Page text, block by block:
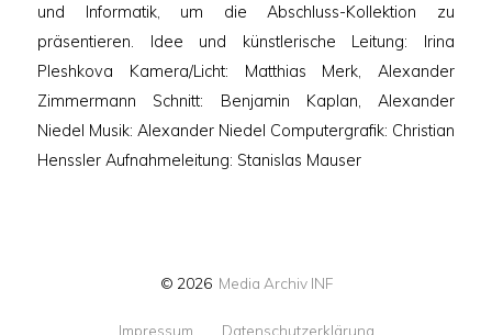
und Informatik, um die Abschluss-Kollektion zu
präsentieren. Idee und künstlerische Leitung: Irina
Pleshkova Kamera/Licht: Matthias Merk, Alexander
Zimmermann Schnitt: Benjamin Kaplan, Alexander
Niedel Musik: Alexander Niedel Computergrafik: Christian
Henssler Aufnahmeleitung: Stanislas Mauser
© 2026 Media Archiv INF
Impressum Datenschutzerklärung